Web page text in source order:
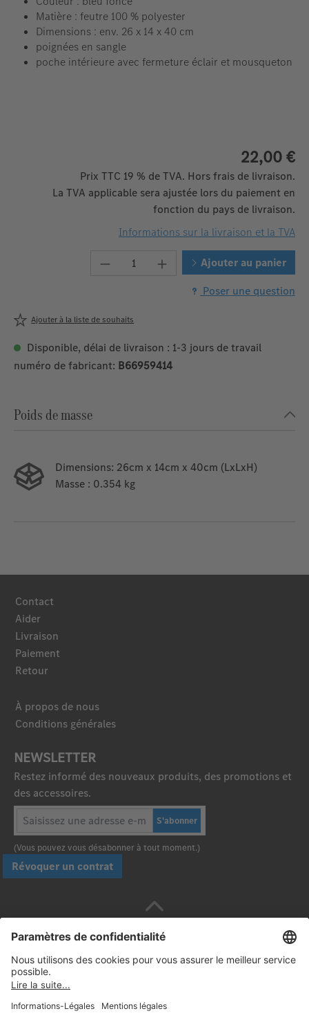
Matière : feutre 100 % polyester
Dimensions : env. 26 x 14 x 40 cm
poignées en sangle
poche intérieure avec fermeture éclair et mousqueton
22,00 €
Prix TTC 19 % de TVA. Hors frais de livraison.
La TVA applicable sera ajustée lors du paiement en
fonction du pays de livraison.
Informations sur la livraison et la TVA
Quantité de produit : Entrez la
Ajouter au panier
Poser une question
Ajouter à la liste de souhaits
Disponible, délai de livraison : 1-3 jours de travail
numéro de fabricant: B66959414
Poids de masse
Dimensions: 26cm x 14cm x 40cm (LxLxH)
Masse : 0.354 kg
Contact
Aider
Livraison
Paiement
Retour
À propos de nous
Conditions générales
NEWSLETTER
Restez informé des nouveaux produits, des promotions et
des accessoires.
S'abonner
(Vous pouvez vous désabonner à tout moment.)
Révoquer un contrat
Payez en toute sécurité avec :